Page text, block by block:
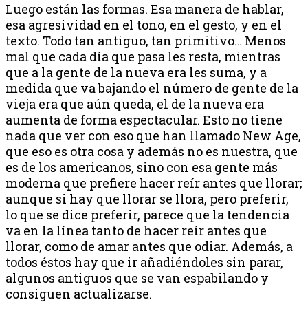
Luego están las formas. Esa manera de hablar,
esa agresividad en el tono, en el gesto, y en el
texto. Todo tan antiguo, tan primitivo… Menos
mal que cada día que pasa les resta, mientras
que a la gente de la nueva era les suma, y a
medida que va bajando el número de gente de la
vieja era que aún queda, el de la nueva era
aumenta de forma espectacular. Esto no tiene
nada que ver con eso que han llamado New Age,
que eso es otra cosa y además no es nuestra, que
es de los americanos, sino con esa gente más
moderna que prefiere hacer reír antes que llorar;
aunque si hay que llorar se llora, pero preferir,
lo que se dice preferir, parece que la tendencia
va en la línea tanto de hacer reír antes que
llorar, como de amar antes que odiar. Además, a
todos éstos hay que ir añadiéndoles sin parar,
algunos antiguos que se van espabilando y
consiguen actualizarse.